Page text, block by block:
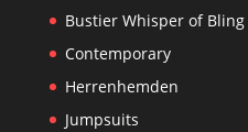
Bustier Whisper of Bling
Contemporary
Herrenhemden
Jumpsuits